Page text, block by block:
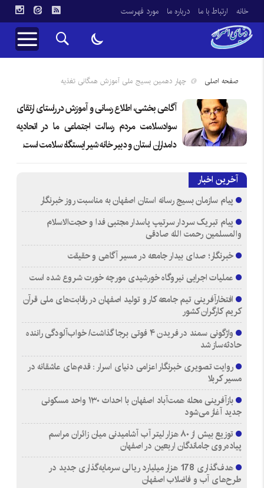
خانه ارتباط با ما درباره ما مورد فهرست
صفحه اصلی چهار دهمین بسیج ملی آموزش همگانی تغذیه
آگاهی بخشی، اطلاع رسانی و آموزش در راستای ارتقای
سوادسلامت مردم رسالت اجتماعی ما در اتحادیه
دامداران استان و دبیر خانه شیر ایستگاه سلامت است.
آخرین اخبار
پیام سازمان بسیج رسانه استان اصفهان به مناسبت روز خبرنگار
پیام تبریک سردار سرتیپ پاسدار مجتبی فدا و حجت‌الاسلام
والمسلمین رحمت الله صادقی
خبرنگار؛ صدای بیدار جامعه در مسیر آگاهی و حقیقت
عملیات اجرایی نیروگاه خورشیدی مورچه خورت شروع شده است
افتخارآفرینی تیم جامعه کار و تولید اصفهان در رقابت‌های ملی قرآن
کریم کارگران کشور
واژگونی سمند در فریدن ۴ فوتی برجا گذاشت/ خواب‌آلودگی راننده
حادثه‌ساز شد
روایت تصویری خبرنگار اعزامی دنیای اسرار : قدم‌های عاشقانه در
مسیر کربلا
بازآفرینی محله همت‌آباد اصفهان با احداث ۱۳۰ واحد مسکونی
جدید آغاز می‌شود
توزیع بیش از ۸۰ هزار لیتر آب آشامیدنی میان زائران مراسم
پیاده‌روی جاماندگان اربعین در اصفهان
هدف‌گذاری 178 هزار میلیارد ریالی سرمایه‌گذاری جدید در
طرح‌های آب و فاضلاب اصفهان